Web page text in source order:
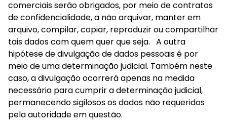
comerciais serão obrigados, por meio de contratos
de confidencialidade, a não arquivar, manter em
arquivo, compilar, copiar, reproduzir ou compartilhar
tais dados com quem quer que seja.   A outra
hipótese de divulgação de dados pessoais é por
meio de uma determinação judicial. Também neste
caso, a divulgação ocorrerá apenas na medida
necessária para cumprir a determinação judicial,
permanecendo sigilosos os dados não requeridos
pela autoridade em questão.